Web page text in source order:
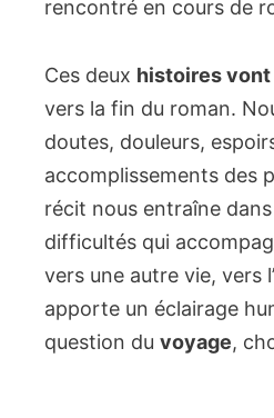
rencontré en cours de
Ces deux histoires vont
vers la fin du roman.
doutes, douleurs,
accomplissements des
récit nous entraîne
difficultés qui
vers une autre vie, vers l’
apporte un éclairage
question du voyage,